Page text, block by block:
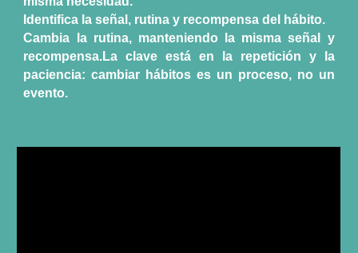
Identifica la señal, rutina y recompensa del hábito.
Cambia la rutina, manteniendo la misma señal y
recompensa.La clave está en la repetición y la
paciencia: cambiar hábitos es un proceso, no un
evento.